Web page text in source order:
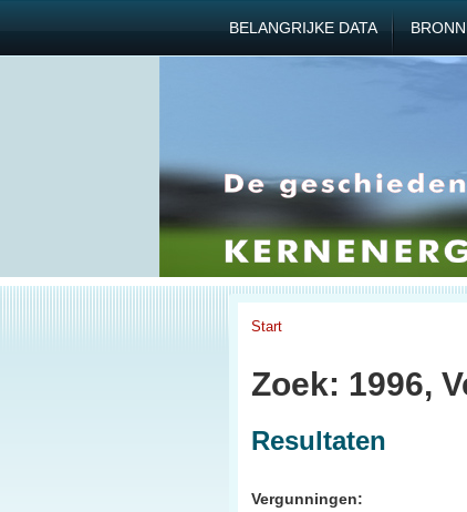
BELANGRIJKE DATA
Start
Zoek: 1996,
Resultaten
Vergunningen: